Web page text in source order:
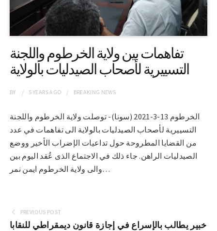
تفاهمات بين ولاية الخرطوم واللجنة
التسييرية لأصحاب الصيدليات بالولاية
BY 5 YEARSAGO BREAKING NEWS
الخرطوم 13-3-2021 (سونا)- توصلت ولاية الخرطوم واللجنة
التسييرية لأصحاب الصيدليات بالولاية الى تفاهمات في عدد
من القضايا المطروحة حول تداعيات الإضراب الأخير ووضع
الصيدليات الراهن. جاء ذلك في الاجتماع الذى عُقد اليوم بين
والى ولاية الخرطوم ايمن نمر…
PREVIOUS POST
خبير يطالب بالإسراع في إجازة قانون ديمقراطي للنقابا